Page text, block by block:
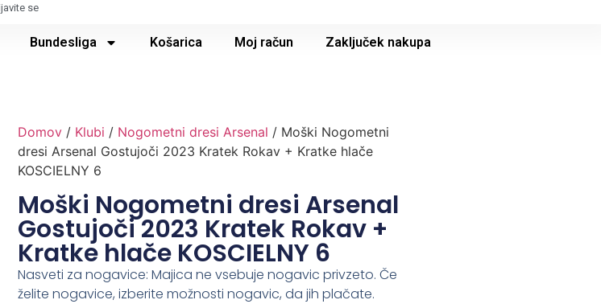
se
Bundesliga Košarica Moj račun Zaključek nakupa
Domov / Klubi / Nogometni dresi Arsenal / Moški Nogometni
dresi Arsenal Gostujoči 2023 Kratek Rokav + Kratke hlače
KOSCIELNY 6
Moški Nogometni dresi Arsenal
Gostujoči 2023 Kratek Rokav +
Kratke hlače KOSCIELNY 6
Nasveti za nogavice: Majica ne vsebuje nogavic privzeto. Če
želite nogavice, izberite možnosti nogavic, da jih plačate.